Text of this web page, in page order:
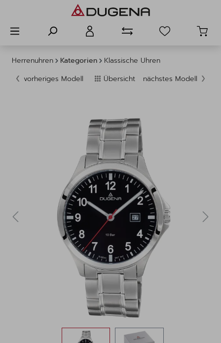
Herrenuhren Kategorien
Klassische Uhren
vorheriges Modell
Übersicht nächstes Modell